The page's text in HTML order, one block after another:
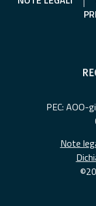
PEC: AOO-
Note